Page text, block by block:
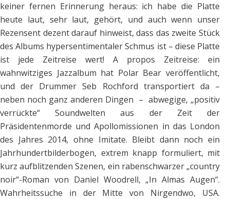
keiner fernen Erinnerung heraus: ich habe die Platte
heute laut, sehr laut, gehört, und auch wenn unser
Rezensent dezent darauf hinweist, dass das zweite Stück
des Albums hypersentimentaler Schmus ist – diese Platte
ist jede Zeitreise wert! A propos Zeitreise: ein
wahnwitziges Jazzalbum hat Polar Bear veröffentlicht,
und der Drummer Seb Rochford transportiert da –
neben noch ganz anderen Dingen – abwegige, „positiv
verrückte“ Soundwelten aus der Zeit der
Präsidentenmorde und Apollomissionen in das London
des Jahres 2014, ohne Imitate. Bleibt dann noch ein
Jahrhundertbilderbogen, extrem knapp formuliert, mit
kurz aufblitzenden Szenen, ein rabenschwarzer „country
noir“-Roman von Daniel Woodrell, „In Almas Augen“.
Wahrheitssuche in der Mitte von Nirgendwo, USA.